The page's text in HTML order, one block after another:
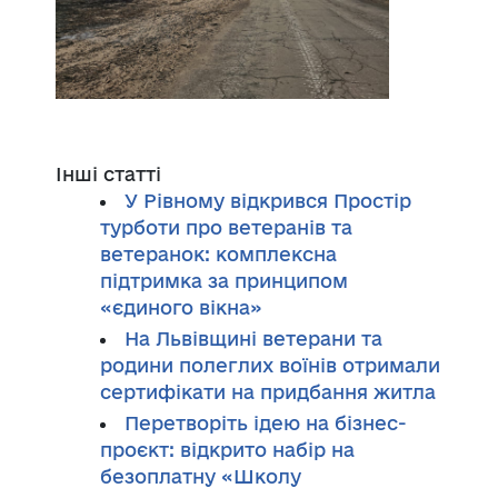
Інші статті
У Рівному відкрився Простір
турботи про ветеранів та
ветеранок: комплексна
підтримка за принципом
«єдиного вікна»
На Львівщині ветерани та
родини полеглих воїнів отримали
сертифікати на придбання житла
Перетворіть ідею на бізнес-
проєкт: відкрито набір на
безоплатну «Школу